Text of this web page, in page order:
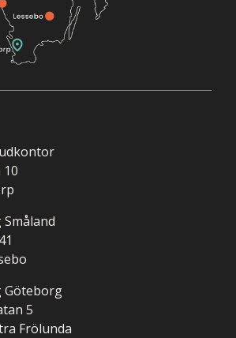
10
Göteborg
5
Frölunda